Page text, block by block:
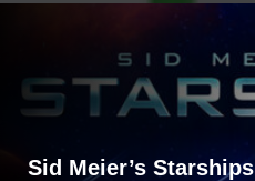
Sid Meier’s Starships